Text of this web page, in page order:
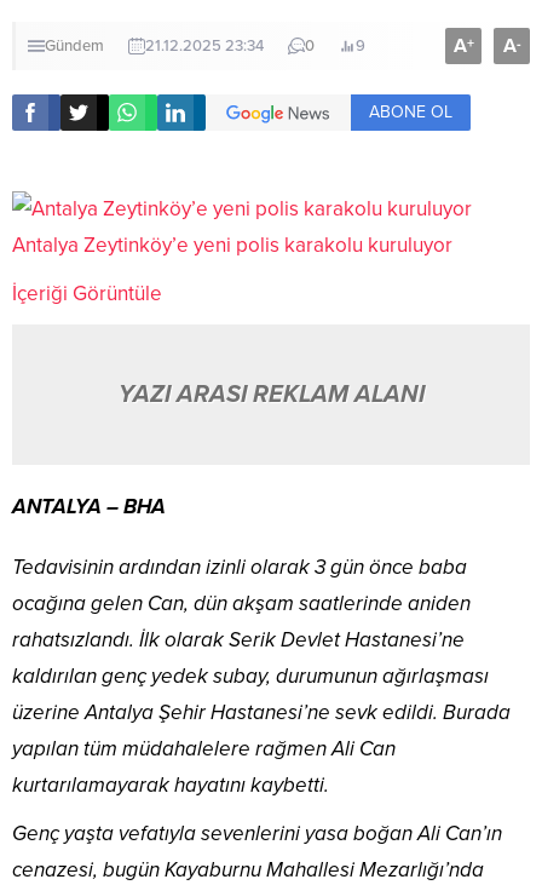
Gündem 21.12.2025 23:34 0 9 A+ A-
ABONE OL
Antalya Zeytinköy’e yeni polis karakolu kuruluyor
İçeriği Görüntüle
YAZI ARASI REKLAM ALANI
ANTALYA – BHA
Tedavisinin ardından izinli olarak 3 gün önce baba
ocağına gelen Can, dün akşam saatlerinde aniden
rahatsızlandı. İlk olarak Serik Devlet Hastanesi’ne
kaldırılan genç yedek subay, durumunun ağırlaşması
üzerine Antalya Şehir Hastanesi’ne sevk edildi. Burada
yapılan tüm müdahalelere rağmen Ali Can
kurtarılamayarak hayatını kaybetti.
Genç yaşta vefatıyla sevenlerini yasa boğan Ali Can’ın
cenazesi, bugün Kayaburnu Mahallesi Mezarlığı’nda